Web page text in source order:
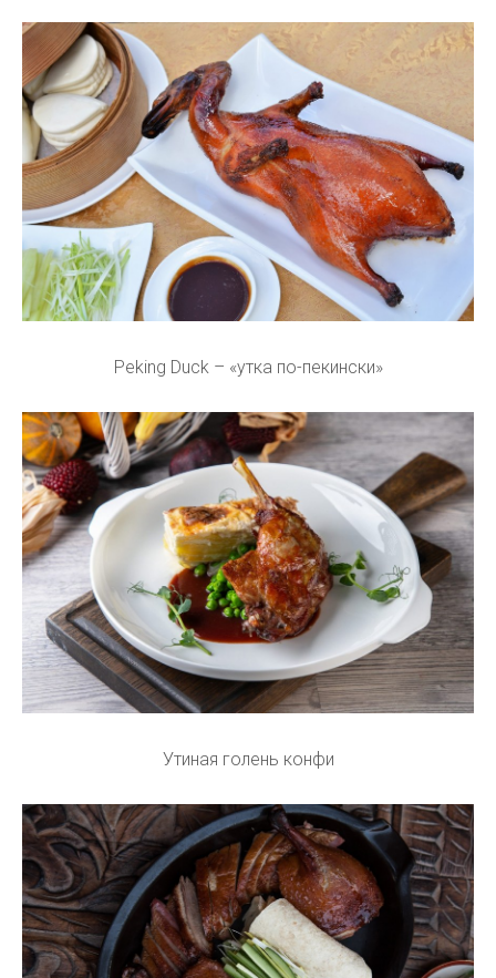
Peking Duck – «утка по-пекински»
Утиная голень конфи